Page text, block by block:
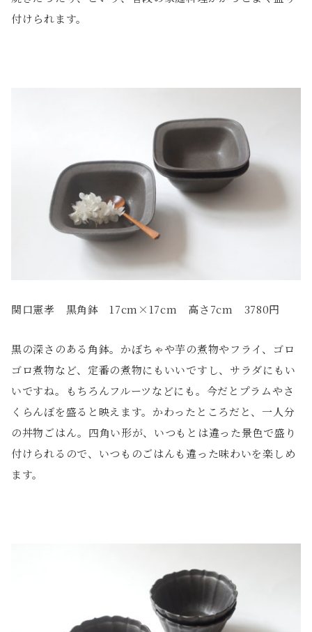
付けられます。
関口憲孝 黒角鉢 17cm×17cm 高さ7cm 3780円
黒の深さのある角鉢。かぼちゃや芋の煮物やフライ、ゴロ
ゴロ煮物など、定番の煮物にもいいですし、サラダにもい
いですね。もちろんフルーツなどにも。今だとプラムやさ
くらんぼを盛ると映えます。かわったところだと、一人分
の丼物ごはん。四角い形が、いつもとは違った景色で盛り
付けられるので、いつものごはんも違った味わいを楽しめ
ます。